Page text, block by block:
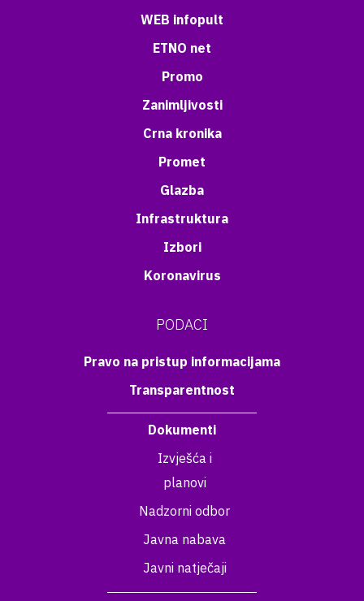
WEB infopult
ETNO net
Promo
Zanimljivosti
Crna kronika
Promet
Glazba
Infrastruktura
Izbori
Koronavirus
PODACI
Pravo na pristup informacijama
Transparentnost
Dokumenti
Izvješća i
planovi
Nadzorni odbor
Javna nabava
Javni natječaji